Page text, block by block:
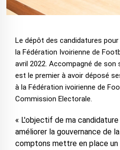
Le dépôt des candidatures
la Fédération Ivoirienne de
avril 2022. Accompagné de
est le premier à avoir déposé
à la Fédération ivoirienne de
Commission Electorale.
« L'objectif de ma
améliorer la gouvernance de
comptons mettre en place